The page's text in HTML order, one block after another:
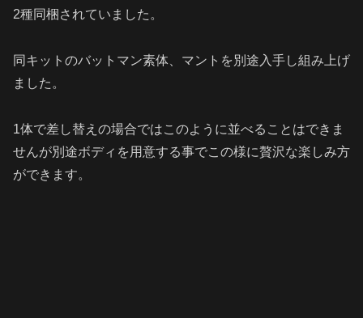
2種同梱されていました。
同キットのバットマン素体、マントを別途入手し組み上げ
ました。
1体で差し替えの場合ではこのように並べることはできま
せんが別途ボディを用意する事でこの様に贅沢な楽しみ方
ができます。